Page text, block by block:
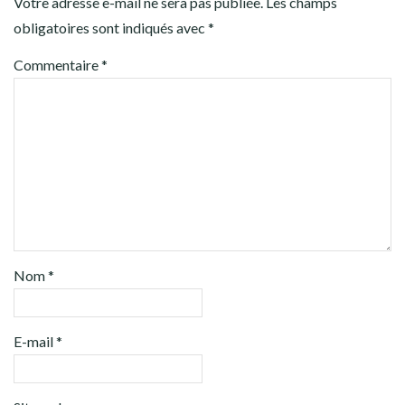
obligatoires sont indiqués avec *
Commentaire*
Nom*
E-mail*